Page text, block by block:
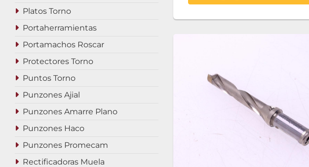
Platos Torno
Portaherramientas
Portamachos Roscar
Protectores Torno
Puntos Torno
Punzones Ajial
Punzones Amarre Plano
Punzones Haco
Punzones Promecam
Rectificadoras Muela